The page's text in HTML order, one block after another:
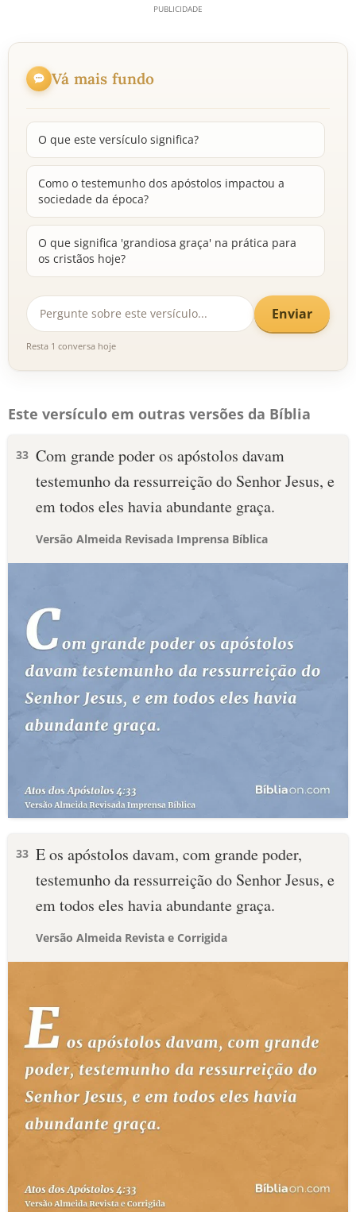
Vá mais fundo
O que este versículo significa?
Como o testemunho dos apóstolos impactou a
sociedade da época?
O que significa 'grandiosa graça' na prática para
os cristãos hoje?
Enviar
Resta 1 conversa hoje
Este versículo em outras versões da Bíblia
33 Com grande poder os apóstolos davam
testemunho da ressurreição do Senhor Jesus, e
em todos eles havia abundante graça.
Versão Almeida Revisada Imprensa Bíblica
33 E os apóstolos davam, com grande poder,
testemunho da ressurreição do Senhor Jesus, e
em todos eles havia abundante graça.
Versão Almeida Revista e Corrigida